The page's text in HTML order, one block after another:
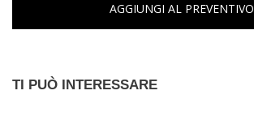
AGGIUNGI AL PREVENTIVO
TI PUÒ INTERESSARE